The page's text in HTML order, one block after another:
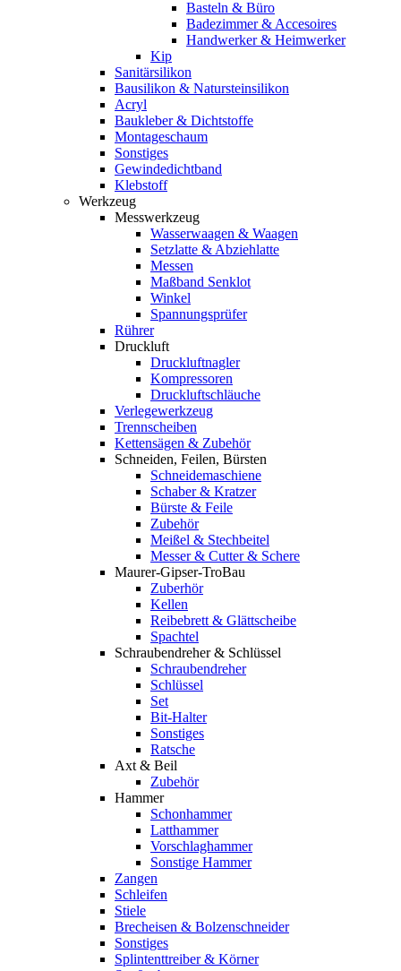
Basteln & Büro
Badezimmer & Accesoires
Handwerker & Heimwerker
Kip
Sanitärsilikon
Bausilikon & Natursteinsilikon
Acryl
Baukleber & Dichtstoffe
Montageschaum
Sonstiges
Gewindedichtband
Klebstoff
Werkzeug
Messwerkzeug
Wasserwaagen & Waagen
Setzlatte & Abziehlatte
Messen
Maßband Senklot
Winkel
Spannungsprüfer
Rührer
Druckluft
Druckluftnagler
Kompressoren
Druckluftschläuche
Verlegewerkzeug
Trennscheiben
Kettensägen & Zubehör
Schneiden, Feilen, Bürsten
Schneidemaschiene
Schaber & Kratzer
Bürste & Feile
Zubehör
Meißel & Stechbeitel
Messer & Cutter & Schere
Maurer-Gipser-TroBau
Zuberhör
Kellen
Reibebrett & Glättscheibe
Spachtel
Schraubendreher & Schlüssel
Schraubendreher
Schlüssel
Set
Bit-Halter
Sonstiges
Ratsche
Axt & Beil
Zubehör
Hammer
Schonhammer
Latthammer
Vorschlaghammer
Sonstige Hammer
Zangen
Schleifen
Stiele
Brecheisen & Bolzenschneider
Sonstiges
Splintenttreiber & Körner